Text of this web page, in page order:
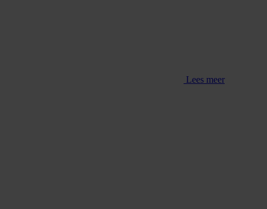
Lees meer